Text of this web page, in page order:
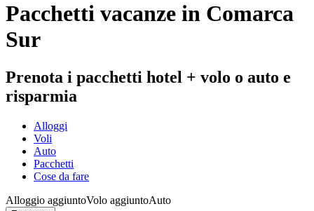
Pacchetti vacanze in Comarca
Sur
Prenota i pacchetti hotel + volo o auto e
risparmia
Alloggi
Voli
Auto
Pacchetti
Cose da fare
Alloggio aggiuntoVolo aggiuntoAuto